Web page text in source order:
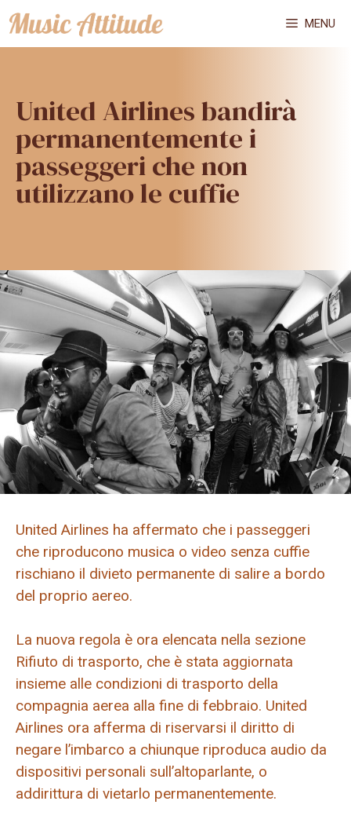
Vai
al
MENU
United Airlines bandirà
permanentemente i
passeggeri che non
utilizzano le cuffie
United Airlines ha affermato che i passeggeri
che riproducono musica o video senza cuffie
rischiano il divieto permanente di salire a bordo
del proprio aereo.
La nuova regola è ora elencata nella sezione
Rifiuto di trasporto, che è stata aggiornata
insieme alle condizioni di trasporto della
compagnia aerea alla fine di febbraio. United
Airlines ora afferma di riservarsi il diritto di
negare l’imbarco a chiunque riproduca audio da
dispositivi personali sull’altoparlante, o
addirittura di vietarlo permanentemente.